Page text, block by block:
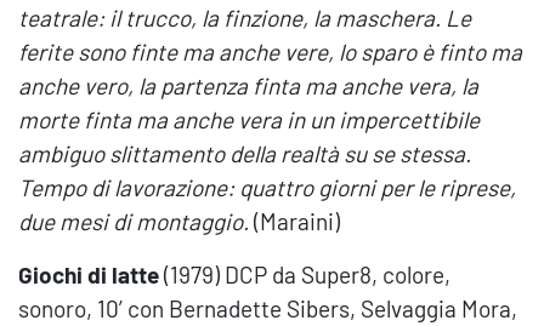
teatrale: il trucco, la finzione, la maschera. Le
ferite sono finte ma anche vere, lo sparo è finto ma
anche vero, la partenza finta ma anche vera, la
morte finta ma anche vera in un impercettibile
ambiguo slittamento della realtà su se stessa.
Tempo di lavorazione: quattro giorni per le riprese,
due mesi di montaggio. (Maraini)
Giochi di latte(1979) DCP da Super8, colore,
sonoro, 10’ con Bernadette Sibers, Selvaggia Mora,